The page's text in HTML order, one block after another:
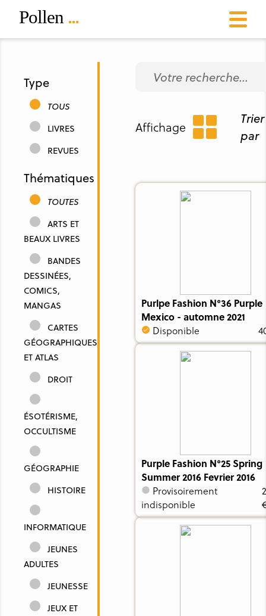
Type
TOUS
LIVRES
REVUES
Thématiques
TOUTES
ARTS ET
BEAUX LIVRES
BANDES
DESSINÉES,
COMICS,
MANGAS
CARTES
GÉOGRAPHIQUES
ET ATLAS
DROIT
ÉSOTÉRISME,
OCCULTISME
GÉOGRAPHIE
HISTOIRE
INFORMATIQUE
JEUNES
ADULTES
JEUNESSE
JEUX ET
Affichage
Trier
par
Purlpe Fashion N°36 Purple
Mexico - automne 2021
Disponible
Purple Fashion N°25 Spring
Summer 2016 Fevrier 2016
Provisoirement
indisponible